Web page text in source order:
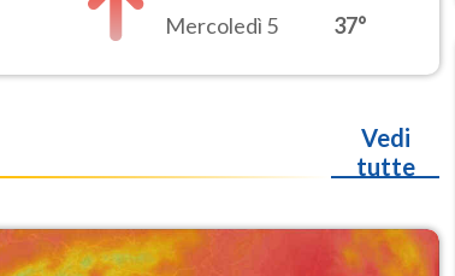
Mercoledì 5 37°
Vedi
tutte